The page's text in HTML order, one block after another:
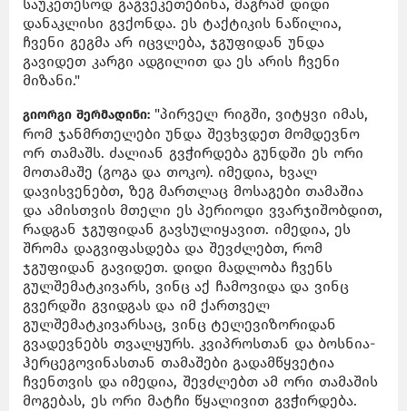
საუკეთესოდ გაგვეკეთებინა, მაგრამ დიდი
დანაკლისი გვქონდა. ეს ტაქტიკის ნაწილია,
ჩვენი გეგმა არ იცვლება, ჯგუფიდან უნდა
გავიდეთ კარგი ადგილით და ეს არის ჩვენი
მიზანი."
გიორგი შერმადინი:"პირველ რიგში, ვიტყვი იმას,
რომ ჯანმრთელები უნდა შევხვდეთ მომდევნო
ორ თამაშს. ძალიან გვჭირდება გუნდში ეს ორი
მოთამაშე (გოგა და თოკო). იმედია, ხვალ
დავისვენებთ, ზეგ მართლაც მოსაგები თამაშია
და ამისთვის მთელი ეს პერიოდი ვვარჯიშობდით,
რადგან ჯგუფიდან გავსულიყავით. იმედია, ეს
შრომა დაგვიფასდება და შევძლებთ, რომ
ჯგუფიდან გავიდეთ. დიდი მადლობა ჩვენს
გულშემატკივარს, ვინც აქ ჩამოვიდა და ვინც
გვერდში გვიდგას და იმ ქართველ
გულშემატკივარსაც, ვინც ტელევიზორიდან
გვადევნებს თვალყურს. კვიპროსთან და ბოსნია-
ჰერცეგოვინასთან თამაშები გადამწყვეტია
ჩვენთვის და იმედია, შევძლებთ ამ ორი თამაშის
მოგებას, ეს ორი მატჩი წყალივით გვჭირდება.